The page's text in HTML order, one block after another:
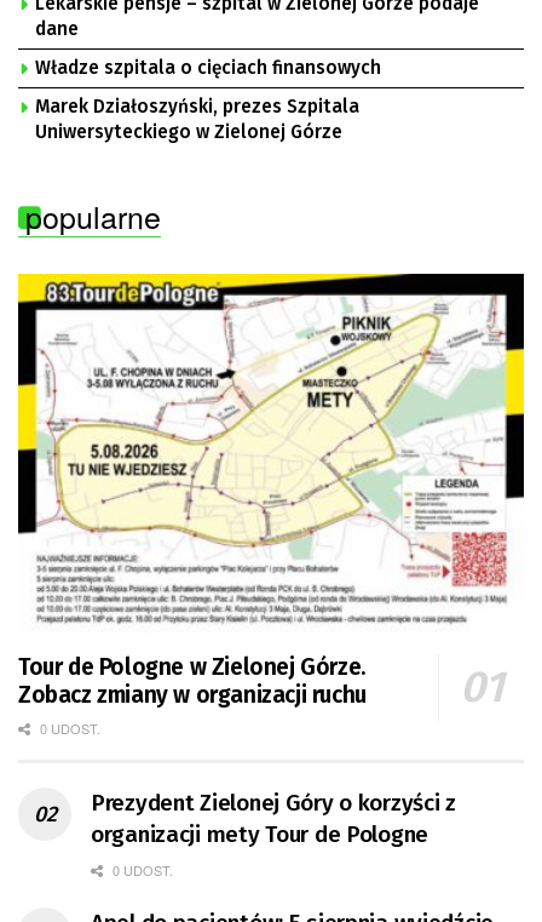
dane
Władze szpitala o cięciach finansowych
Marek Działoszyński, prezes Szpitala
Uniwersyteckiego w Zielonej Górze
popularne
Tour de Pologne w Zielonej Górze.
Zobacz zmiany w organizacji ruchu
0 UDOST.
Prezydent Zielonej Góry o korzyści z
organizacji mety Tour de Pologne
0 UDOST.